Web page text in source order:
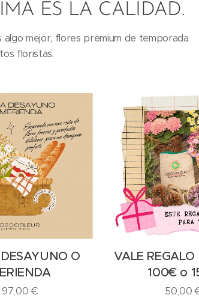
ES LA CALIDAD.
mejor, flores premium de temporada
floristas.
O
97,00€
VALE
100€ o
50,00